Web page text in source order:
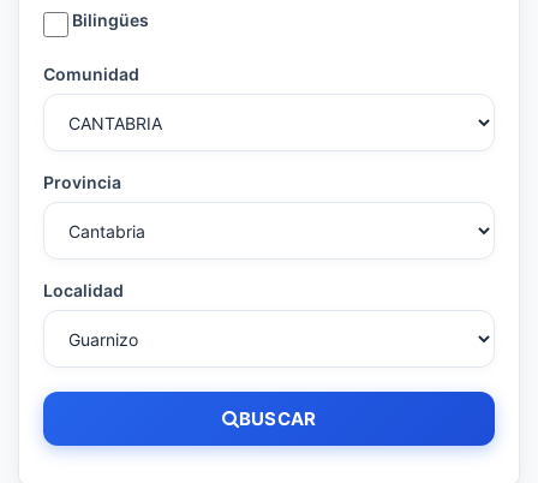
Bilingües
Comunidad
Provincia
Localidad
BUSCAR